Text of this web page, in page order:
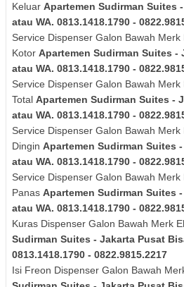
Keluar Apartemen Sudirman Suites
atau WA. 0813.1418.1790 -
Service Dispenser Galon Bawah Merk
Kotor Apartemen Sudirman Suites -
atau WA. 0813.1418.1790 -
Service Dispenser Galon Bawah Merk
Total Apartemen Sudirman Suites -
atau WA. 0813.1418.1790 -
Service Dispenser Galon Bawah Merk
Dingin Apartemen Sudirman Suites
atau WA. 0813.1418.1790 -
Service Dispenser Galon Bawah Merk
Panas Apartemen Sudirman Suites
atau WA. 0813.1418.1790 -
Kuras Dispenser Galon Bawah Merk
Sudirman Suites - Jakarta Pusat
0813.1418.1790 - 0822.9815.2217
Isi Freon Dispenser Galon Bawah